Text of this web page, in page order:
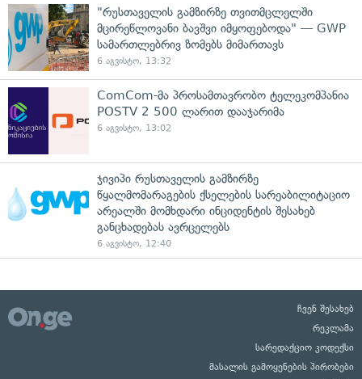
"რუსთაველის გამზირზე თვითმცლელში
მცირეწლოვანი ბავშვი იმყოფებოდა" — GWP
სამართლებრივ ზომებს მიმართავს
6 აგვისტო, 13:32
ComCom-მა პროსამთავრობო ტელეკომპანია
POSTV 2 500 ლარით დააჯარიმა
6 აგვისტო, 13:02
ჯივიპი რუსთაველის გამზირზე
წყალმომარაგების ქსელების სარეაბილიტაციო
არეალში მომხდარი ინციდენტის შესახებ
განცხადებას ავრცელებს
6 აგვისტო, 12:40
ჩვენ შესახებ
რეკლამა
სარედაქციო კოდექსი
მასალის გამოყენების პირობები